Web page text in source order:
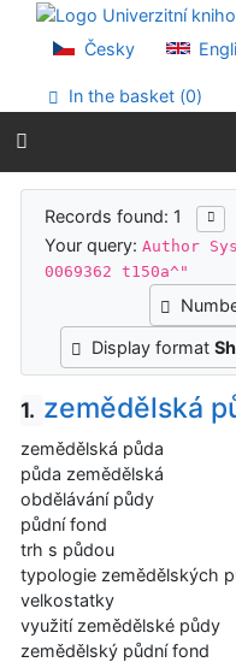
Go to content
Go to menu
Accessibility
Česky
In the basket (0)
Search
Records found: 1
Your query:Author
0069362 t150a^"
Display format
1. zemědělská
zemědělská půda
půda zemědělská
obdělávání půdy
půdní fond
trh s půdou
typologie zemědělských
velkostatky
využití zemědělské půdy
zemědělský půdní fond